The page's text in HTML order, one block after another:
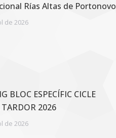
Rías Altas de Portonovo
de 2026
BLOC ESPECÍFIC CICLE
2026
de 2026